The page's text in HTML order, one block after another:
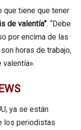
que tiene que tener
de valentía”. “Debe
por encima de las
horas de trabajo,
ya se están
los periodistas